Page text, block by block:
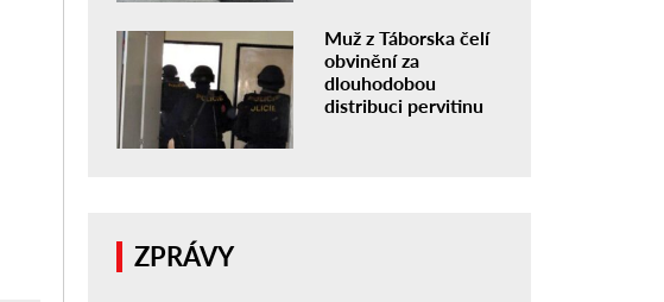
Muž z Táborska čelí
obvinění za
dlouhodobou
distribuci pervitinu
ZPRÁVY